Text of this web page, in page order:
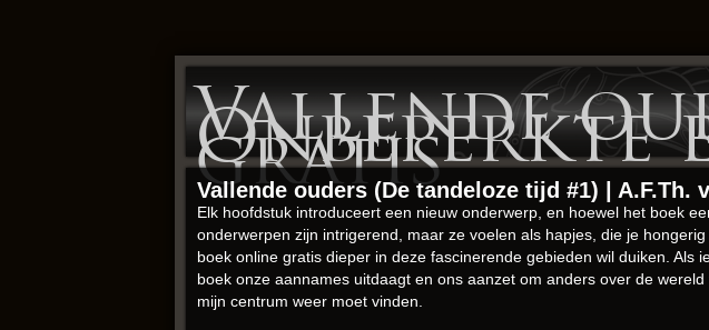
Vallende
Onbeperkte
gratis
Vallende ouders (De tandeloze tijd #1) | A.F.Th.
Elk hoofdstuk introduceert een nieuw onderwerp, en hoewel het boek
onderwerpen zijn intrigerend, maar ze voelen als hapjes, die je
boek online gratis dieper in deze fascinerende gebieden wil duiken.
boek onze aannames uitdaagt en ons aanzet om anders over de
mijn centrum weer moet vinden.